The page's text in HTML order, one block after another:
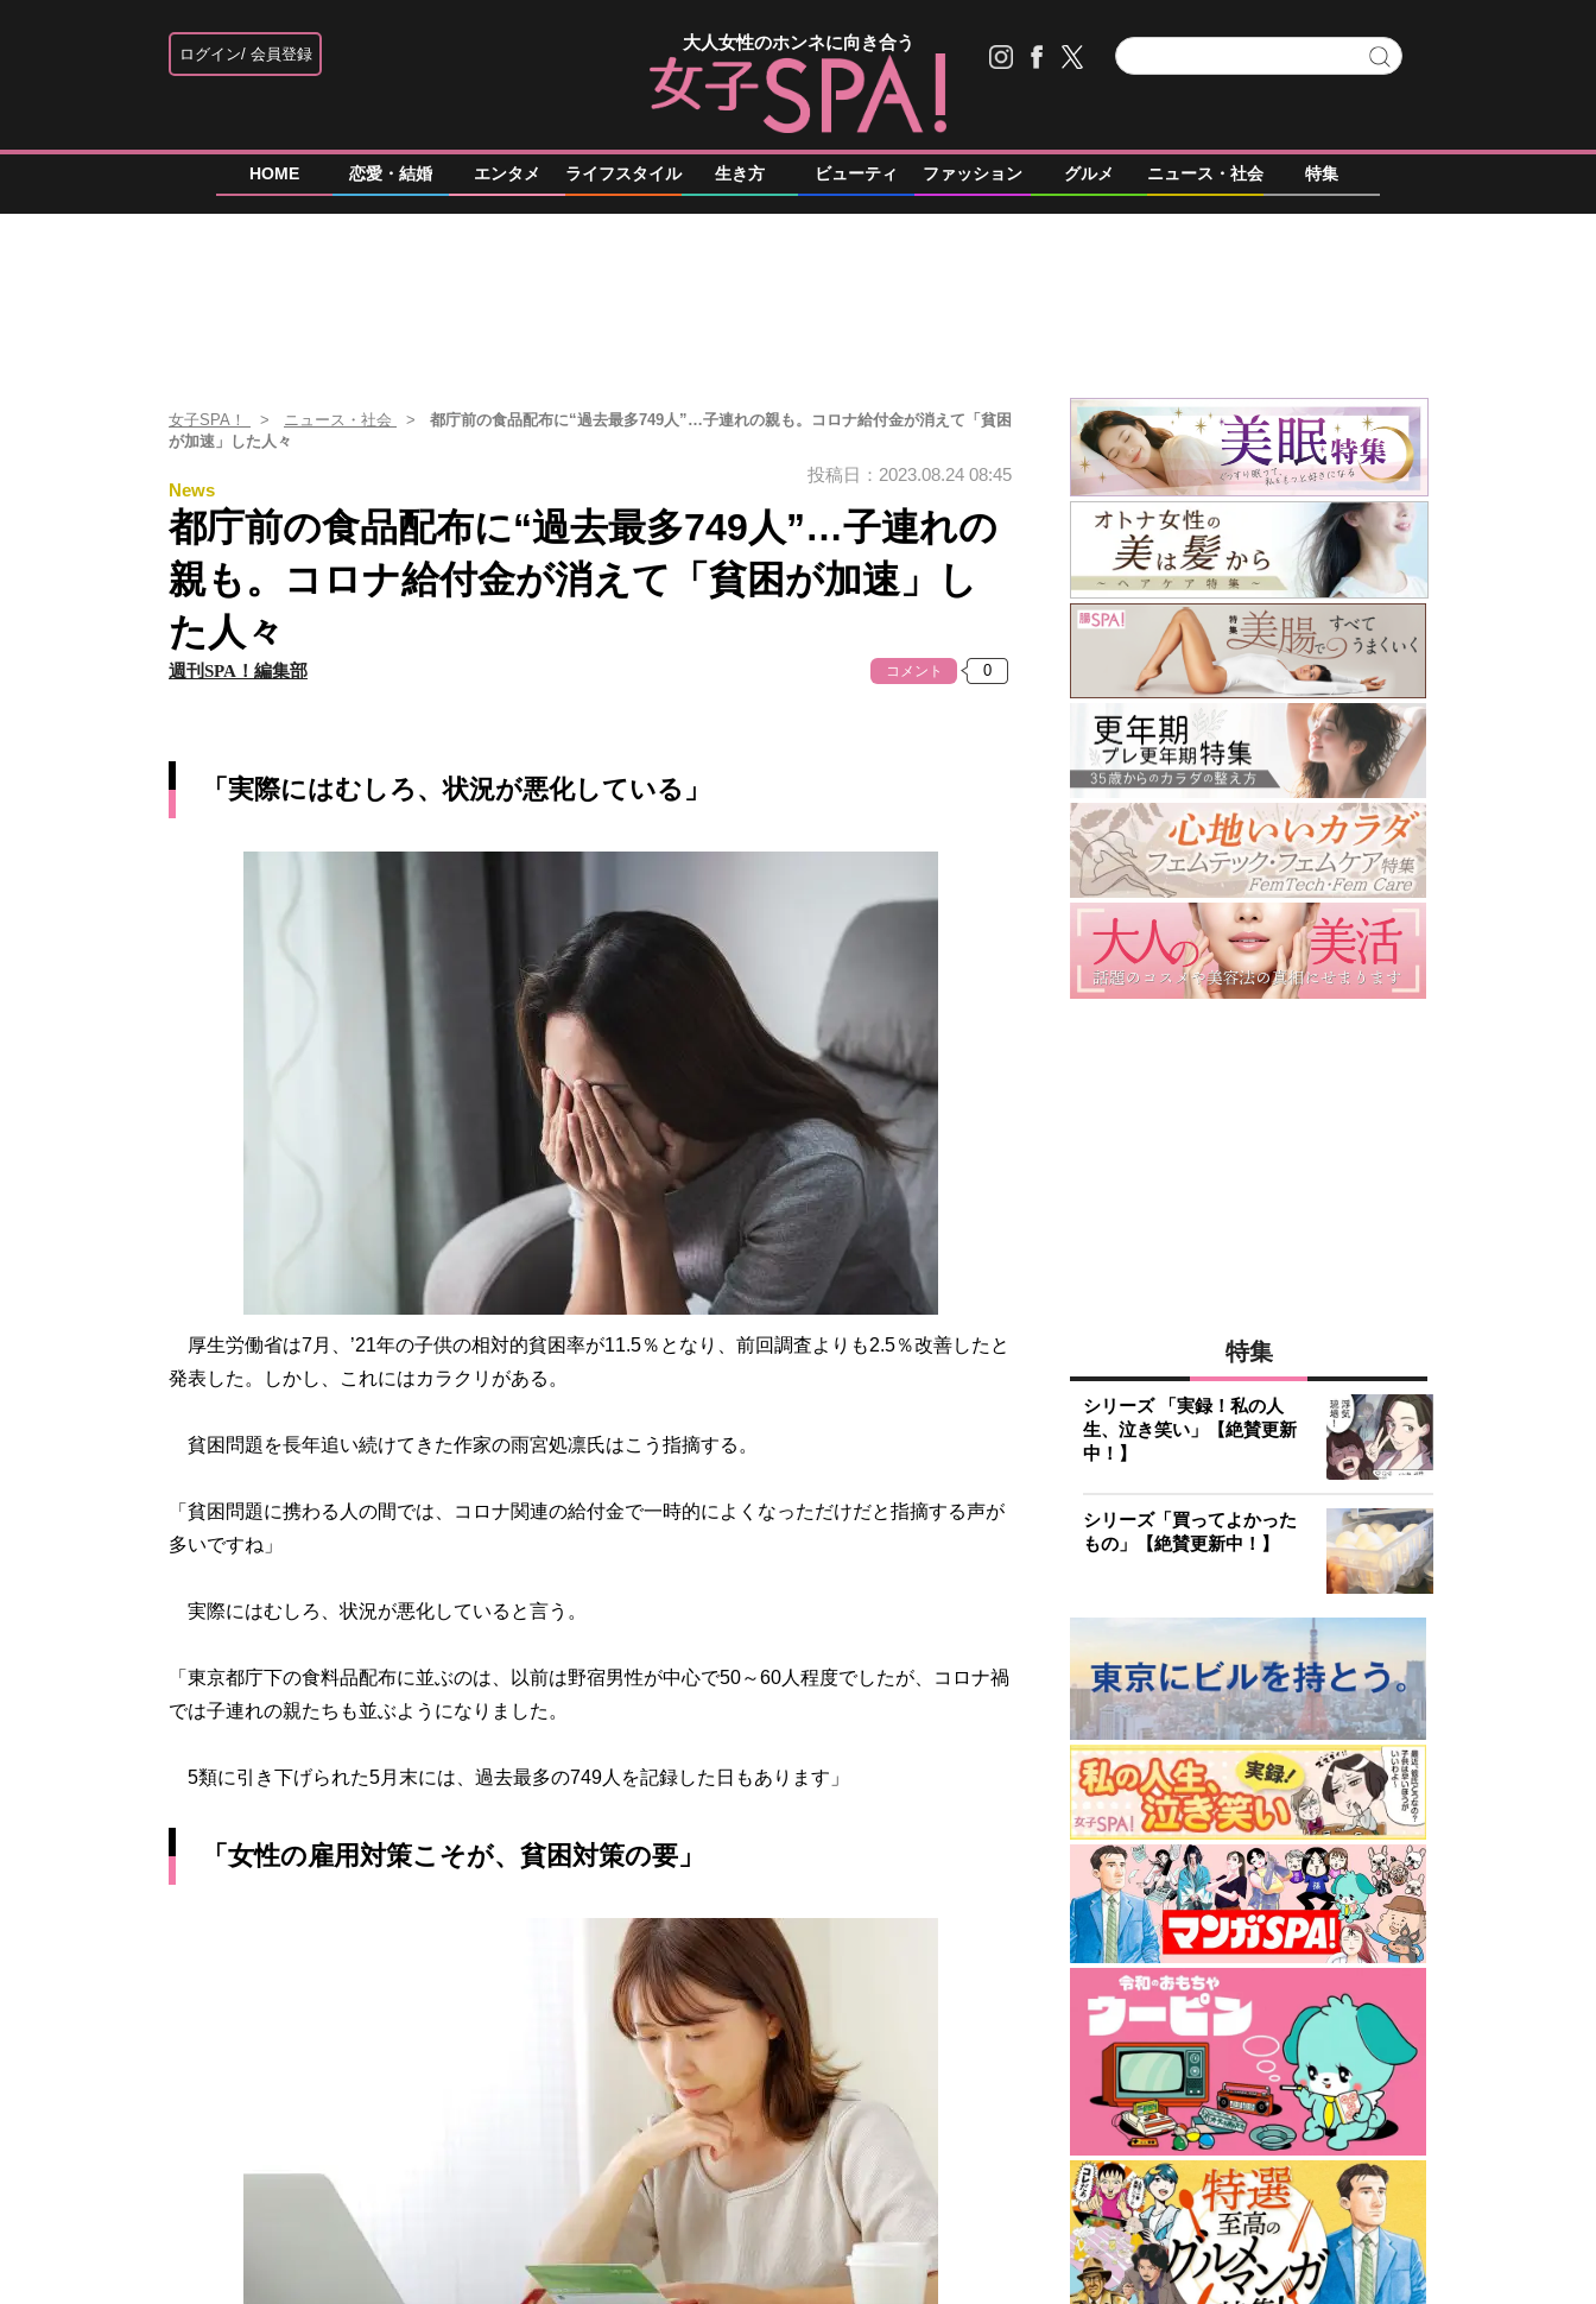
ログイン 会員登録
大人女性のホンネに向き合う
HOME 恋愛・結婚 エンタメ ライフスタイル 生き方 ビューティ ファッション グルメ ニュース・社会 特集
女子SPA！ ニュース・社会
都庁前の食品配布に“過去最多749人”…子連れの親も。コロナ給付金が消えて「貧困
が加速」した人々
News
投稿日：2023.08.24 08:45
都庁前の食品配布に“過去最多749人”…子連れの
親も。コロナ給付金が消えて「貧困が加速」し
た人々
週刊SPA！編集部 コメント
「実際にはむしろ、状況が悪化している」
厚生労働省は7月、’21年の子供の相対的貧困率が11.5％となり、前回調査よりも2.5％改善したと
発表した。しかし、これにはカラクリがある。
貧困問題を長年追い続けてきた作家の雨宮処凛氏はこう指摘する。
「貧困問題に携わる人の間では、コロナ関連の給付金で一時的によくなっただけだと指摘する声が
多いですね」
実際にはむしろ、状況が悪化していると言う。
「東京都庁下の食料品配布に並ぶのは、以前は野宿男性が中心で50～60人程度でしたが、コロナ禍
では子連れの親たちも並ぶようになりました。
5類に引き下げられた5月末には、過去最多の749人を記録した日もあります」
「女性の雇用対策こそが、貧困対策の要」
特集
シリーズ 「実録！私の人
生、泣き笑い」【絶賛更新
中！】
シリーズ「買ってよかった
もの」【絶賛更新中！】